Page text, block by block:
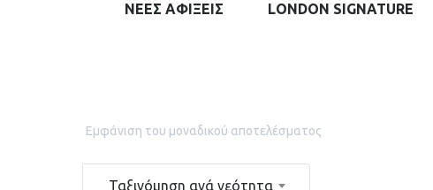
ΝΕΕΣ ΑΦΙΞΕΙΣ LONDON SIGNATURE
Εμφάνιση του μοναδικού αποτελέσματος
Ταξινόμηση ανά νεότητα